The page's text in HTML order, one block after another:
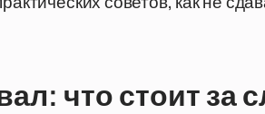
что стоит за